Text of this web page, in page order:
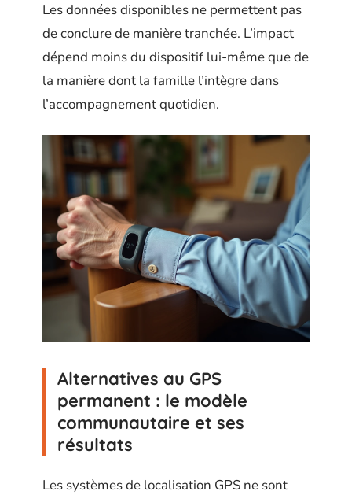
Les données disponibles ne permettent pas
de conclure de manière tranchée. L’impact
dépend moins du dispositif lui-même que de
la manière dont la famille l’intègre dans
l’accompagnement quotidien.
Alternatives au GPS
permanent : le modèle
communautaire et ses
résultats
Les systèmes de localisation GPS ne sont